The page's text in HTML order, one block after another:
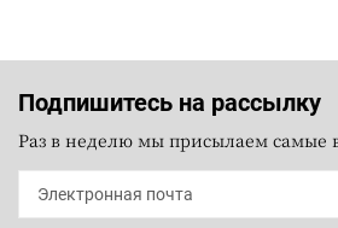
Подпишитесь на рассылку
Раз в неделю мы присылаем самые